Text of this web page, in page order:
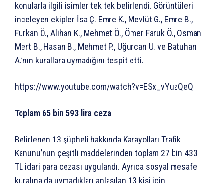
konularla ilgili isimler tek tek belirlendi. Görüntüleri
inceleyen ekipler İsa Ç. Emre K., Mevlüt G., Emre B.,
Furkan Ö., Alihan K., Mehmet Ö., Ömer Faruk Ö., Osman
Mert B., Hasan B., Mehmet P., Uğurcan U. ve Batuhan
A.’nın kurallara uymadığını tespit etti.
https://www.youtube.com/watch?v=ESx_vYuzQeQ
Toplam 65 bin 593 lira ceza
Belirlenen 13 şüpheli hakkında Karayolları Trafik
Kanunu’nun çeşitli maddelerinden toplam 27 bin 433
TL idari para cezası uygulandı. Ayrıca sosyal mesafe
kuralına da uymadıkları anlaşılan 13 kişi için